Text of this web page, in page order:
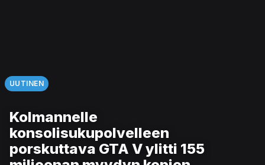
UUTINEN
Kolmannelle
konsolisukupolvelleen
porskuttava GTA V ylitti 155